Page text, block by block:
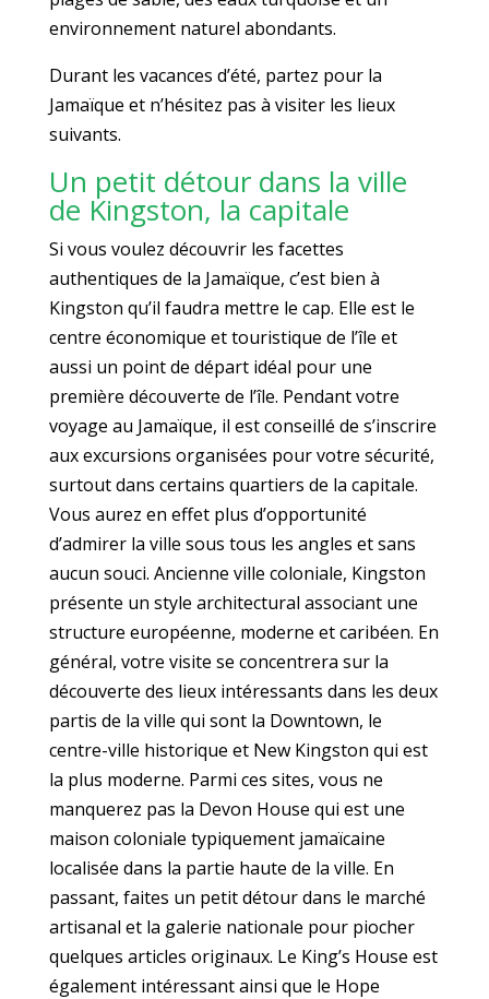
environnement naturel abondants.
Durant les vacances d’été, partez pour la
Jamaïque et n’hésitez pas à visiter les lieux
suivants.
Un petit détour dans la ville
de Kingston, la capitale
Si vous voulez découvrir les facettes
authentiques de la Jamaïque, c’est bien à
Kingston qu’il faudra mettre le cap. Elle est le
centre économique et touristique de l’île et
aussi un point de départ idéal pour une
première découverte de l’île. Pendant votre
voyage au Jamaïque, il est conseillé de s’inscrire
aux excursions organisées pour votre sécurité,
surtout dans certains quartiers de la capitale.
Vous aurez en effet plus d’opportunité
d’admirer la ville sous tous les angles et sans
aucun souci. Ancienne ville coloniale, Kingston
présente un style architectural associant une
structure européenne, moderne et caribéen. En
général, votre visite se concentrera sur la
découverte des lieux intéressants dans les deux
partis de la ville qui sont la Downtown, le
centre-ville historique et New Kingston qui est
la plus moderne. Parmi ces sites, vous ne
manquerez pas la Devon House qui est une
maison coloniale typiquement jamaïcaine
localisée dans la partie haute de la ville. En
passant, faites un petit détour dans le marché
artisanal et la galerie nationale pour piocher
quelques articles originaux. Le King’s House est
également intéressant ainsi que le Hope